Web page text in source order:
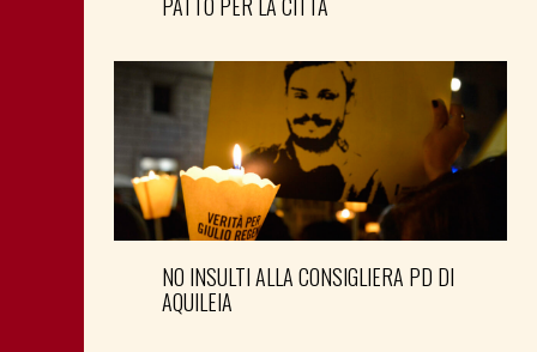
NO INSULTI ALLA CONSIGLIERA PD DI
AQUILEIA